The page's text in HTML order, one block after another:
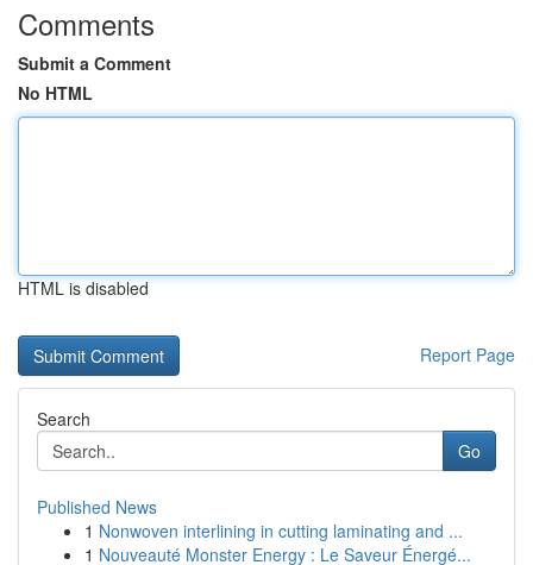
Comments
Submit a Comment
No HTML
HTML is disabled
Report Page
Search
Go
Published News
1 Nonwoven interlining in cutting laminating and ...
1 Nouveauté Monster Energy : Le Saveur Énergé...